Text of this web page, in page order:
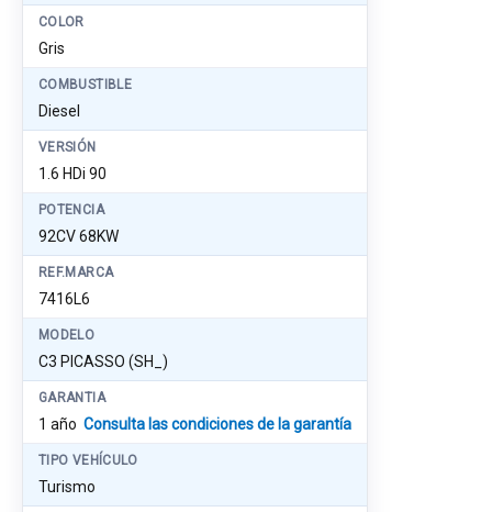
COLOR
Gris
COMBUSTIBLE
Diesel
VERSIÓN
1.6 HDi 90
POTENCIA
92CV 68KW
REF.MARCA
7416L6
MODELO
C3 PICASSO (SH_)
GARANTIA
1 año Consulta las condiciones de la garantía
TIPO VEHÍCULO
Turismo